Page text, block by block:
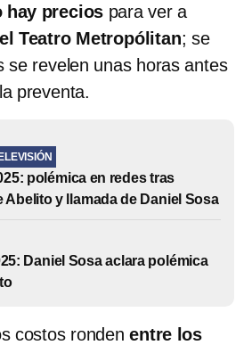
hay precios para ver a
Teatro Metropólitan; se
se revelen unas horas antes
preventa.
polémica en redes tras
Abelito y llamada de Daniel Sosa
Daniel Sosa aclara polémica
costos ronden entre los